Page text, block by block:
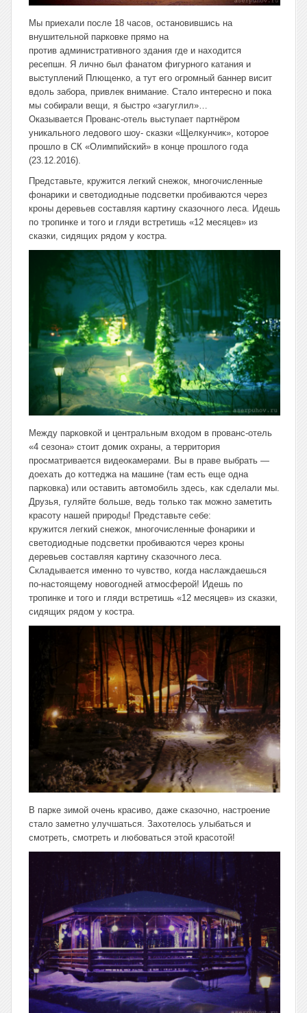
Мы приехали после 18 часов, остановившись на
внушительной парковке прямо на
против административного здания где и находится
ресепшн. Я лично был фанатом фигурного катания и
выступлений Плющенко, а тут его огромный баннер висит
вдоль забора, привлек внимание. Стало интересно и пока
мы собирали вещи, я быстро «загуглил»…
Оказывается Прованс-отель выступает партнёром
уникального ледового шоу- сказки «Щелкунчик», которое
прошло в СК «Олимпийский» в конце прошлого года
(23.12.2016).
Представьте, кружится легкий снежок, многочисленные
фонарики и светодиодные подсветки пробиваются через
кроны деревьев составляя картину сказочного леса. Идешь
по тропинке и того и гляди встретишь «12 месяцев» из
сказки, сидящих рядом у костра.
Между парковкой и центральным входом в прованс-отель
«4 сезона» стоит домик охраны, а территория
просматривается видеокамерами. Вы в праве выбрать —
доехать до коттеджа на машине (там есть еще одна
парковка) или оставить автомобиль здесь, как сделали мы.
Друзья, гуляйте больше, ведь только так можно заметить
красоту нашей природы! Представьте себе:
кружится легкий снежок, многочисленные фонарики и
светодиодные подсветки пробиваются через кроны
деревьев составляя картину сказочного леса.
Складывается именно то чувство, когда наслаждаешься
по-настоящему новогодней атмосферой! Идешь по
тропинке и того и гляди встретишь «12 месяцев» из сказки,
сидящих рядом у костра.
В парке зимой очень красиво, даже сказочно, настроение
стало заметно улучшаться. Захотелось улыбаться и
смотреть, смотреть и любоваться этой красотой!